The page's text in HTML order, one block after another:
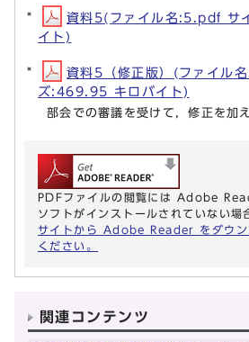
資料5(ファイル名:5.pdf サ
イト)
資料5（修正版）(ファイル
ズ:469.95 キロバイト)
部会での審議を受けて，修正を加
PDFファイルの閲覧には Adobe
ソフトがインストールされていない場
サイトから Adobe Reader をダウン
ください。
関連コンテンツ